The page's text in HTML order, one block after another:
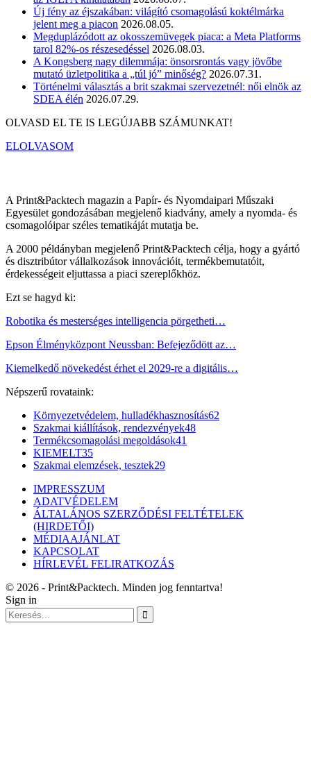
Új fény az éjszakában: világító csomagolású koktélmárka
jelent meg a piacon 2026.08.05.
Megduplázódott az okosszemüvegek piaca: a Meta Platforms
tarol 82%-os részesedéssel 2026.08.03.
A Kongsberg nagy dilemmája: önsorsrontás vagy jövőbe
mutató üzletpolitika a „túl jó” minőség? 2026.07.31.
Történelmi választás a brit szakmai szervezetnél: női elnök az
SDEA élén 2026.07.29.
OLVASD EL TE IS LEGÚJABB SZÁMUNKAT!
ELOLVASOM
A Print&Packtech magazin a Papír- és Nyomdaipari Műszaki
Egyesület gondozásában megjelenő kiadvány, amely a nyomda- és
csomagolóipar széles tematikáját mutatja be.
A 2000 példányban megjelenő Print&Packtech célja, hogy a gyártó
és disztribútor vállalkozások innovációit, termékbemutatóit,
érdekességeit eljuttassa a piaci szereplőkhöz.
Ezt se hagyd ki:
Robotika és mesterséges intelligencia pörgetheti…
Epson Élményközpont Neussban: Befejeződött az…
Kiemelkedő növekedést érhet el 2029-re a digitális…
Népszerű rovataink:
Környezetvédelem, hulladékhasznosítás62
Szakmai kiállítások, rendezvények48
Termékcsomagolási megoldások41
KIEMELT35
Szakmai elemzések, tesztek29
IMPRESSZUM
ADATVÉDELEM
ÁLTALÁNOS SZERZŐDÉSI FELTÉTELEK
(HIRDETŐI)
MÉDIAAJÁNLAT
KAPCSOLAT
HÍRLEVÉL FELIRATKOZÁS
© 2026 - Print&Packtech. Minden jog fenntartva!
Sign in